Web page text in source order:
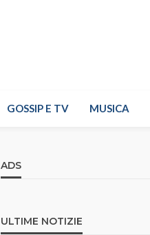
GOSSIP E TV MUSICA
ADS
ULTIME NOTIZIE